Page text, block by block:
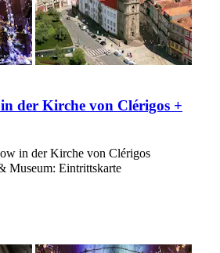
der Kirche von Clérigos +
in der Kirche von Clérigos
Museum: Eintrittskarte